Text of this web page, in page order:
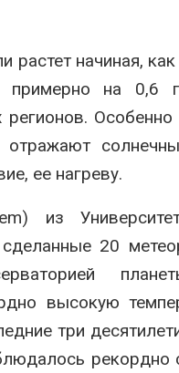
растет начиная,
примерно на 0,6
ее нагреву.
из
20
высокую
три
рекордно
Авг 7, 2026
экономить
Авг 7, 2026